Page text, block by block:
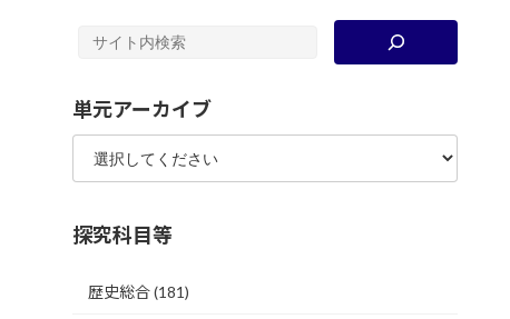
単元アーカイブ
探究科目等
歴史総合(181)